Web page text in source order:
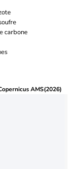
carbone
AMS(2026)